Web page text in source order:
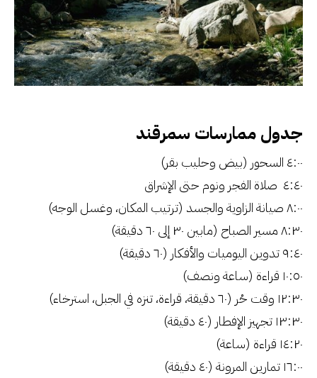
جدول ممارسات سمرقند
٤:٠٠ السحور (بيض وحليب بقر)
٤:٤٠ صلاة الفجر ونوم حتى الإشراق
٨:٠٠ صيانة الزاوية والجسد (ترتيب المكان، وغسل الوجه)
٨:٣٠ مسير الصباح (مابين ٣٠ إلى ٦٠ دقيقة)
٩:٤٠ تدوين اليوميات والأفكار (٦٠ دقيقة)
١٠:٥٠ قراءة (ساعة ونصف)
١٢:٣٠ وقت حُر (٦٠ دقيقة، قراءة، تنزه في الجبل، استرخاء)
١٣:٣٠ تجهيز الإفطار (٤٠ دقيقة)
١٤:٢٠ قراءة (ساعة)
١٦:٠٠ تمارين المرونة (٤٠ دقيقة)